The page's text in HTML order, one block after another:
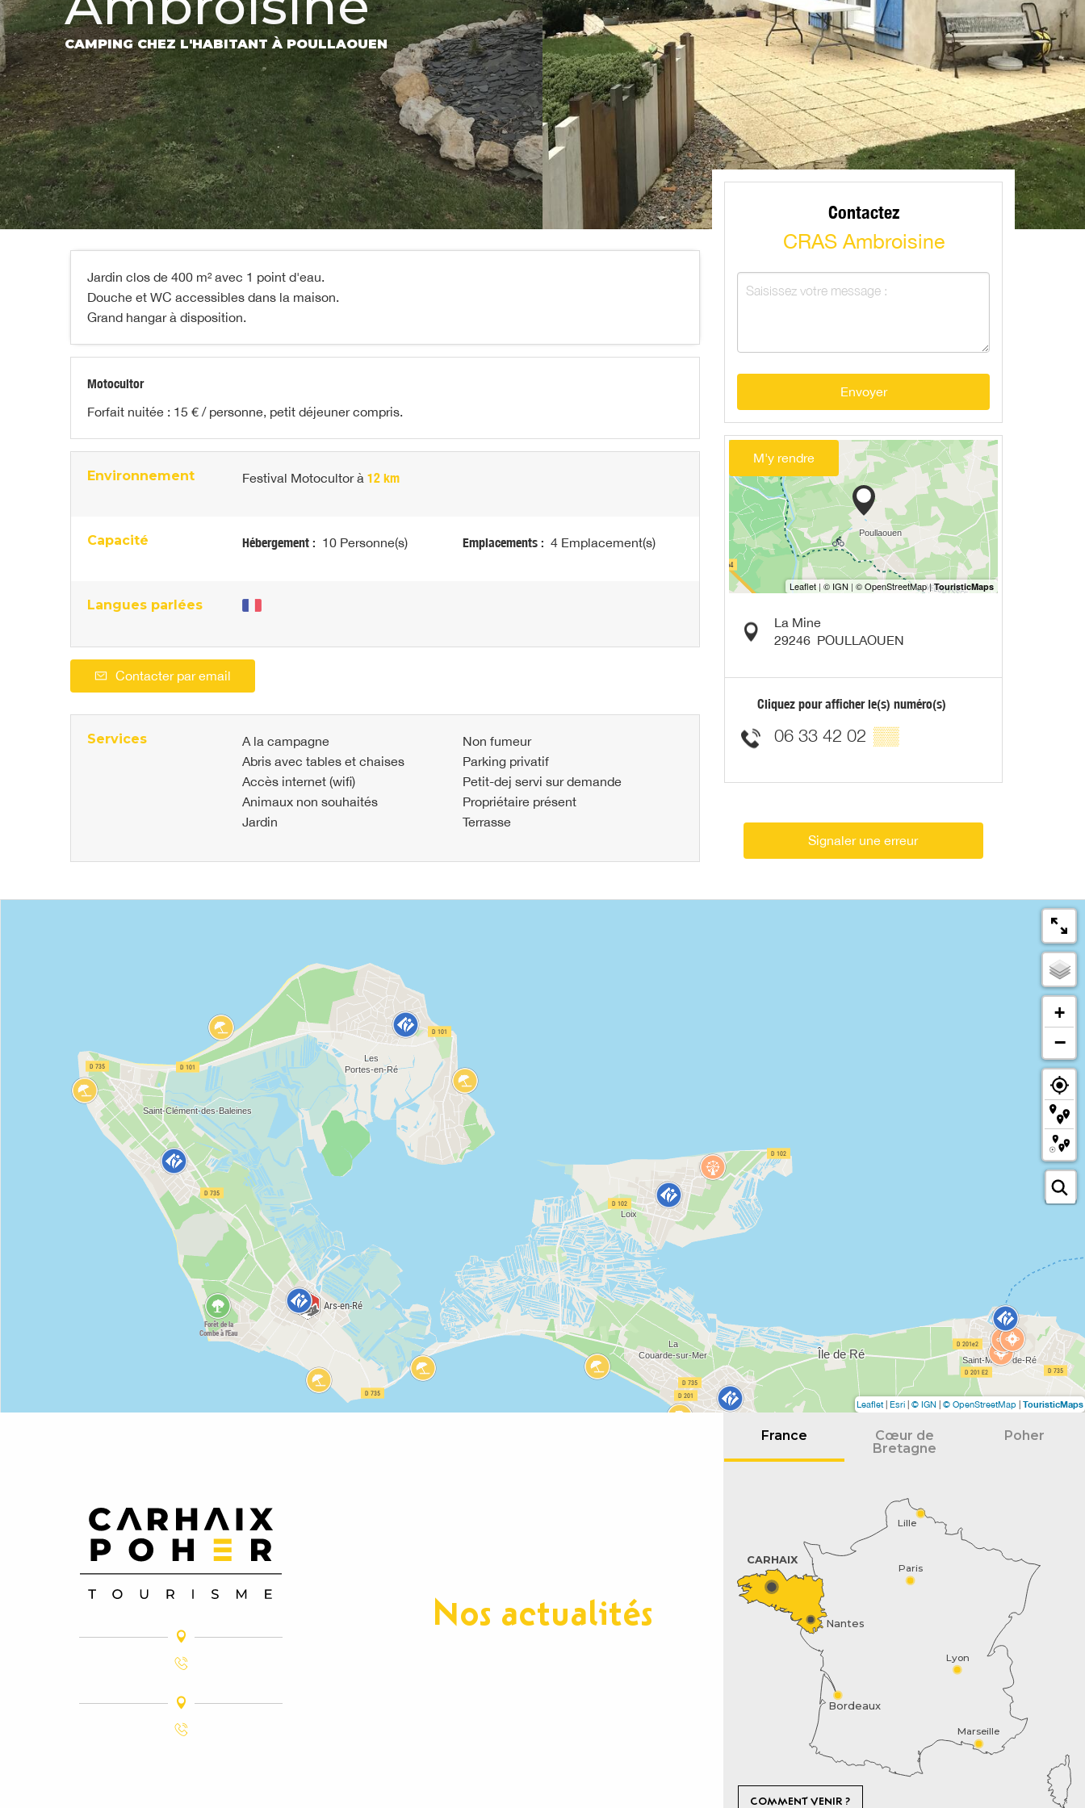
CAMPING CHEZ L'HABITANT À POULLAOUEN
Jardin clos de 400 m² avec 1 point d'eau.
Douche et WC accessibles dans la maison.
Grand hangar à disposition.
Motocultor
Forfait nuitée : 15 € / personne, petit déjeuner compris.
Environnement Festival Motocultorà 12 km
Capacité Hébergement : 10 Personne(s) Emplacements : 4 Emplacement(s)
Langues parlées
Contacter par email
Services
A la campagne
Abris avec tables et chaises
Accès internet (wifi)
Animaux non souhaités
Jardin
Non fumeur
Parking privatif
Petit-dej servi sur demande
Propriétaire présent
Terrasse
Contactez
CRAS Ambroisine
Envoyer
M'y rendre
La Mine
29246 POULLAOUEN
Cliquez pour afficher le(s) numéro(s)
06 33 42 02 ▒▒
Signaler une erreur
+
−
Leaflet| Esri © IGN © OpenStreetMap TouristicMaps
Nos actualités
France
Cœur de
Bretagne
Poher
Paris
Marseille
Lyon
Lille
Bordeaux
Nantes
CARHAIX
COMMENT VENIR ?